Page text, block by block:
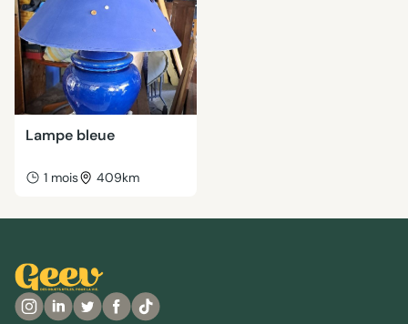
Lampe bleue
1 mois 409km